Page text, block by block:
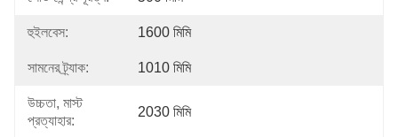
হুইলবেস: 1600 মিমি
সামনের ট্র্যাক: 1010 মিমি
উচ্চতা, মাস্ট
প্রত্যাহার:
2030 মিমি